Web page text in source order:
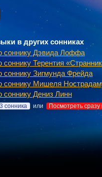
в других сонниках
соннику Дэвида Лоффа
соннику Терентия
соннику Зигмунда Фрейда
соннику Мишеля
соннику Дениз Линн
сонника или Посмотреть сразу